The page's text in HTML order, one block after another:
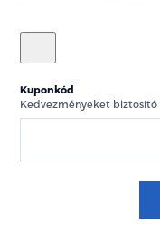
Kuponkód
Kedvezményeket biztosító